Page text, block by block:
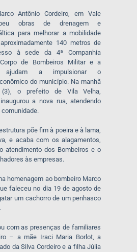
Antônio Cordeiro, em Vale
obras de drenagem e
para melhorar a mobilidade
140 metros de
à sede da 4ª Companhia
de Bombeiros Militar e a
ajudam a impulsionar o
do município. Na manhã
(3), o prefeito de Vila Velha,
a nova rua, atendendo
põe fim à poeira e à lama,
e acaba com os alagamentos,
atendimento dos Bombeiros e o
às empresas.
homenagem ao bombeiro Marco
faleceu no dia 19 de agosto de
um cachorro de um penhasco
com as presenças de familiares
– a mãe Iraci Maria Borlot, a
da Silva Cordeiro e a filha Júlia